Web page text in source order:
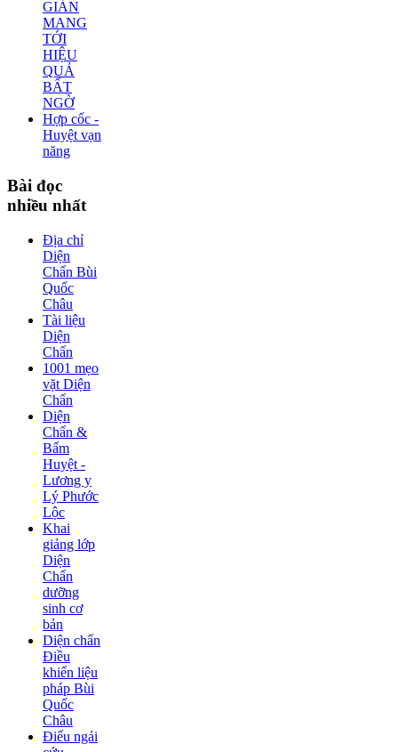
GIẢN
MANG
TỚI
HIỆU
QUẢ
BẤT
NGỜ
Hợp cốc -
Huyệt vạn
năng
Bài đọc
nhiều nhất
Địa chỉ
Diện
Chẩn Bùi
Quốc
Châu
Tài liệu
Diện
Chẩn
1001 mẹo
vặt Diện
Chẩn
Diện
Chẩn &
Bấm
Huyệt -
Lương y
Lý Phước
Lộc
Khai
giảng lớp
Diện
Chẩn
dưỡng
sinh cơ
bản
Diện chẩn
Điều
khiển liệu
pháp Bùi
Quốc
Châu
Điếu ngải